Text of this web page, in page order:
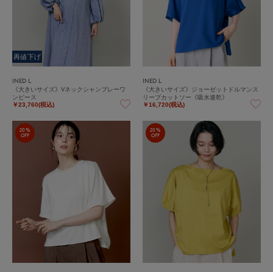
再値下げ
INED L
《大きいサイズ》Vネックシャンブレーワ
ンピース
￥23,760(税込)
INED L
《大きいサイズ》ジョーゼットドルマンス
リーブカットソー《吸水速乾》
￥16,720(税込)
20%
OFF
20%
OFF